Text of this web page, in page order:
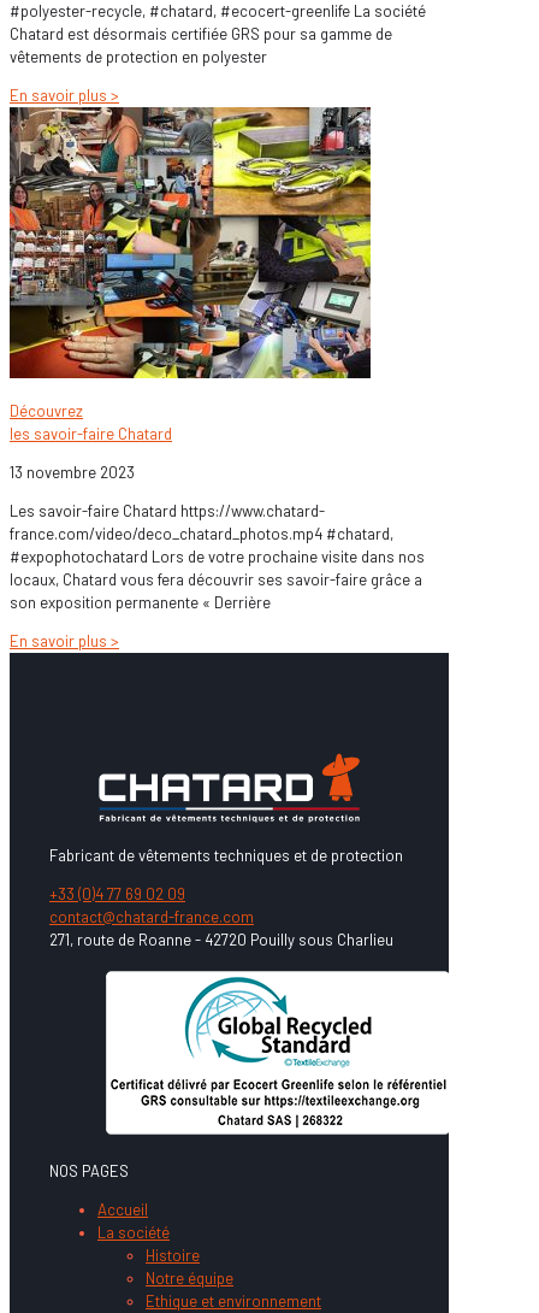
#polyester-recycle, #chatard, #ecocert-greenlife La société
Chatard est désormais certifiée GRS pour sa gamme de
vêtements de protection en polyester
En savoir plus >
Découvrez
les savoir-faire Chatard
13 novembre 2023
Les savoir-faire Chatard https://www.chatard-
france.com/video/deco_chatard_photos.mp4 #chatard,
#expophotochatard Lors de votre prochaine visite dans nos
locaux, Chatard vous fera découvrir ses savoir-faire grâce a
son exposition permanente « Derrière
En savoir plus >
Fabricant de vêtements techniques et de protection
+33 (0)4 77 69 02 09
contact@chatard-france.com
271, route de Roanne - 42720 Pouilly sous Charlieu
NOS PAGES
Accueil
La société
Histoire
Notre équipe
Ethique et environnement